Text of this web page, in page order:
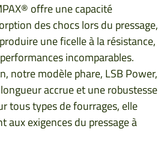
offre une capacité
des chocs lors du pressage,
une ficelle à la résistance,
incomparables.
notre modèle phare, LSB Power,
accrue et une robustesse
tous types de fourrages, elle
aux exigences du pressage à